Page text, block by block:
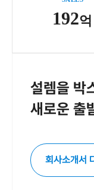
192억
설렘을 박
새로운 출
회사소개서